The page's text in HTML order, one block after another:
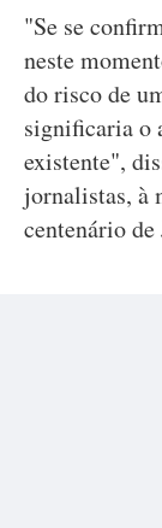
"Se se
neste
do risco de
significaria o
existente",
jornalistas, à
centenário